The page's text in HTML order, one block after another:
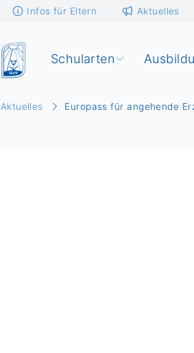
Infos für Eltern Aktuelles
Schularten
Aktuelles Europass für angehende